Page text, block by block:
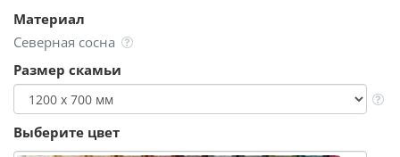
Материал
Северная сосна
Размер скамьи
Выберите цвет